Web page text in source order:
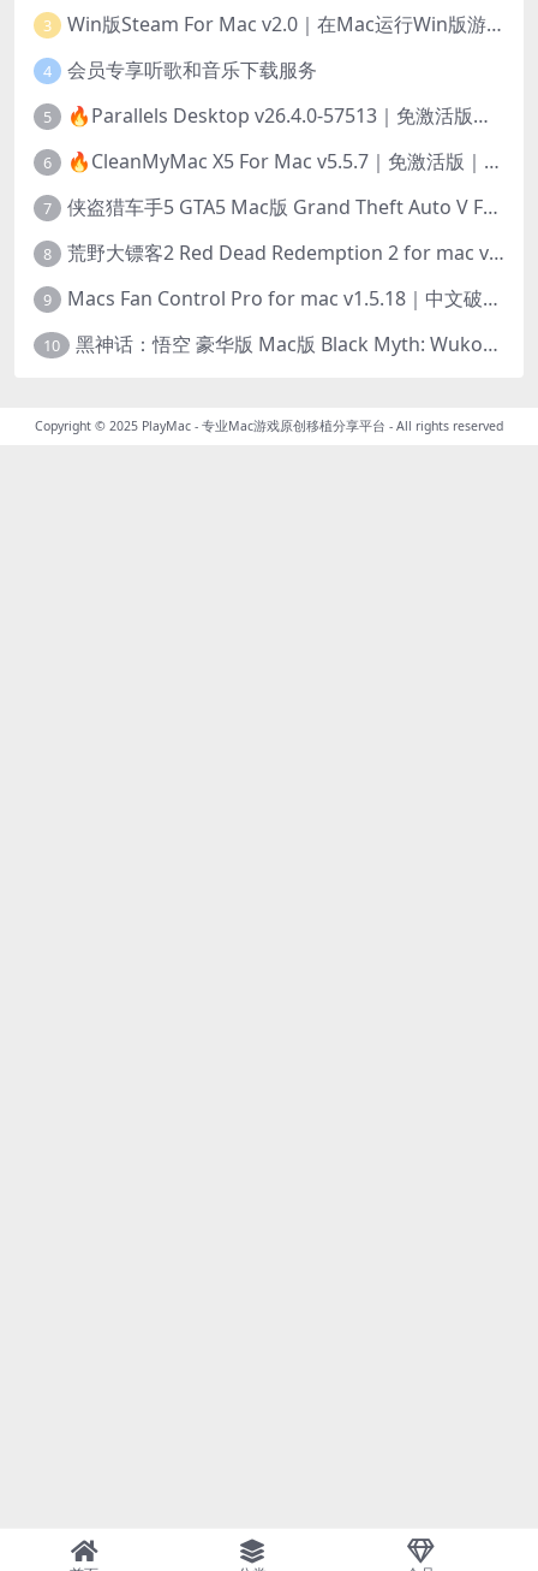
3 Win版Steam For Mac v2.0｜在Mac运行Win版游戏！｜升级GPTK4.0支持！
4 会员专享听歌和音乐下载服务
5 🔥Parallels Desktop v26.4.0-57513｜免激活版｜在Mac上安装Windows/Linux等系统[赠Windows激活]
6 🔥CleanMyMac X5 For Mac v5.5.7｜免激活版｜macOS系统优化/清理神器
7 侠盗猎车手5 GTA5 Mac版 Grand Theft Auto V For Mac｜中文破解版
8 荒野大镖客2 Red Dead Redemption 2 for mac v1436.28｜中文移植版｜最好玩的开放世界游戏
9 Macs Fan Control Pro for mac v1.5.18｜中文破解版｜风扇监控与控制工具
10 黑神话：悟空 豪华版 Mac版 Black Myth: Wukong For Mac v1.0.21.23831｜国语中文移植版｜仅限终身VIP交流学习｜含Mac+Win版
Copyright © 2025 PlayMac - 专业Mac游戏原创移植分享平台 - All rights reserved